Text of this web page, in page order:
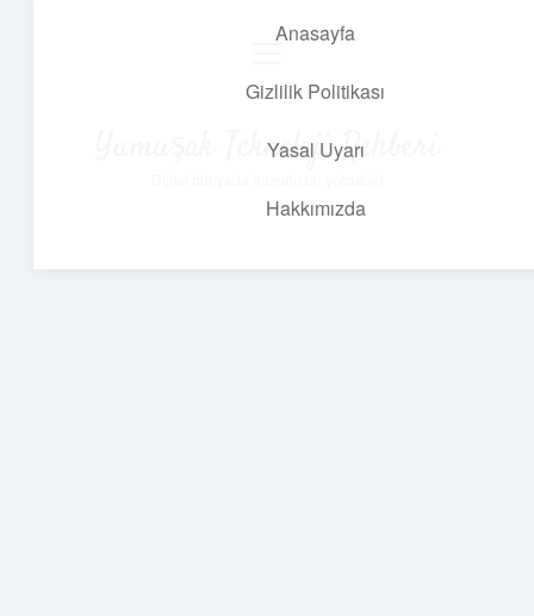
Anasayfa
Gizlilik Politikası
Yasal Uyarı
Hakkımızda
Yumuşak Teknoloji Rehberi